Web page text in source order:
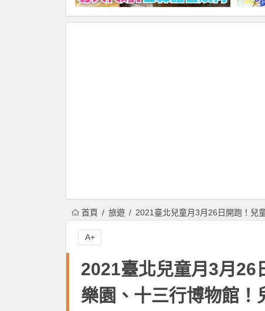
首頁 旅遊 2021臺北兒童月3月26日開跑！兒
2021臺北兒童月3月26
樂園、十三行博物館！
A+